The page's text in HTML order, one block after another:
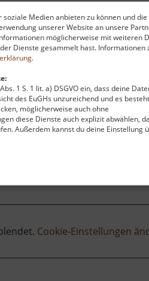
Medien anbieten zu können und
unserer Website an unsere
möglicherweise mit weiteren
Dienste gesammelt hast. Informationen
.
1 S. 1 lit. a) DSGVO ein, dass deine
des EuGHs unzureichend und es
möglicherweise auch ohne
diese Dienste auch explizit abwählen,
Außerdem kannst du deine Einstellung
Museums bewunderst du das
werden die stilvollen
Lesungen und
kulinarisch ab.
bis heute atmet.
Cookie-Einstellungen